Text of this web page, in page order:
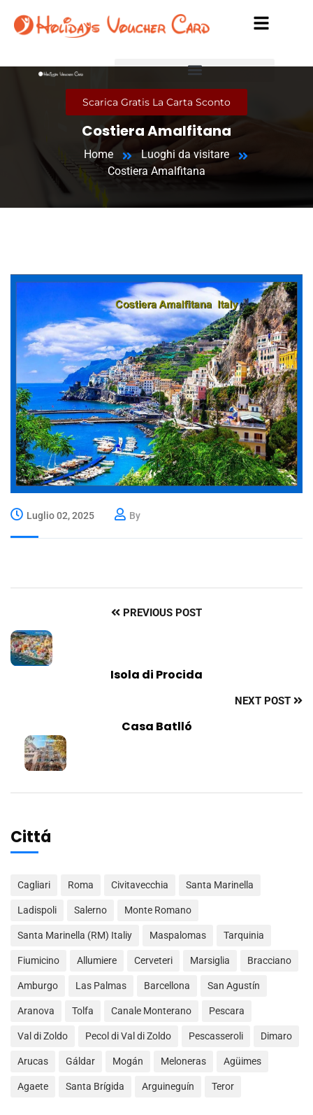
Scarica Gratis La Carta Sconto
Costiera Amalfitana
Home
Luoghi da visitare
Costiera Amalfitana
Luglio 02, 2025 By
PREVIOUS POST
Isola di Procida
NEXT POST
Casa Batlló
Cittá
Cagliari Roma Civitavecchia Santa Marinella
Ladispoli Salerno Monte Romano
Santa Marinella (RM) Italiy Maspalomas Tarquinia
Fiumicino Allumiere Cerveteri Marsiglia Bracciano
Amburgo Las Palmas Barcellona San Agustín
Aranova Tolfa Canale Monterano Pescara
Val di Zoldo Pecol di Val di Zoldo Pescasseroli Dimaro
Arucas Gáldar Mogán Meloneras Agüimes
Agaete Santa Brígida Arguineguín Teror